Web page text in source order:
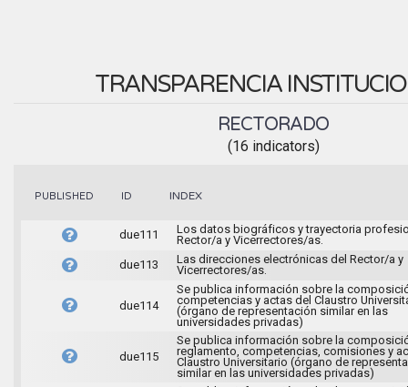
TRANSPARENCIA
RECTORADO
(16 indicators)
PUBLISHED ID INDEX
due111
Los datos biográficos y trayectoria
Rector/a y Vicerrectores/as.
due113
Las direcciones electrónicas del Rector/a y
Vicerrectores/as.
due114
Se publica información sobre la
competencias y actas del Claustro
(órgano de representación similar en las
universidades privadas)
due115
Se publica información sobre la
reglamento, competencias, comisiones y
Claustro Universitario (órgano de
similar en las universidades privadas)